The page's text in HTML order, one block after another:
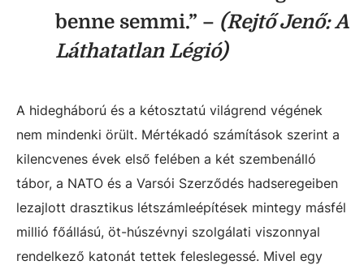
benne semmi.” – (Rejtő Jenő: A
Láthatatlan Légió)
A hidegháború és a kétosztatú világrend végének
nem mindenki örült. Mértékadó számítások szerint a
kilencvenes évek első felében a két szembenálló
tábor, a NATO és a Varsói Szerződés hadseregeiben
lezajlott drasztikus létszámleépítések mintegy másfél
millió főállású, öt-húszévnyi szolgálati viszonnyal
rendelkező katonát tettek feleslegessé. Mivel egy